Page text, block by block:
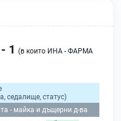
1 (в които ИНА - ФАРМА
седалище, статус)
- майка и дъщерни д-ва